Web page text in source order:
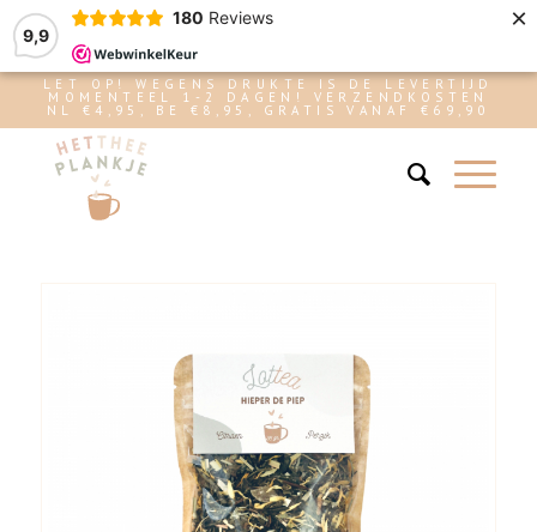
9,9
180 Reviews ×
LET OP! WEGENS DRUKTE IS DE LEVERTIJD
MOMENTEEL 1-2 DAGEN! VERZENDKOSTEN
NL €4,95, BE €8,95, GRATIS VANAF €69,90